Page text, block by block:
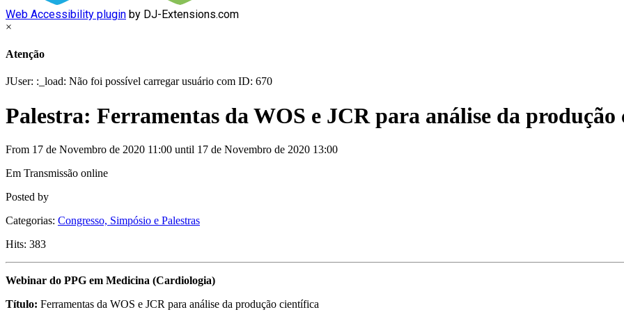
Web Accessibility plugin by DJ-Extensions.com
×
Atenção
JUser: :_load: Não foi possível carregar usuário com ID: 670
Palestra: Ferramentas da WOS e JCR para análise da
From 17 de Novembro de 2020 11:00 until 17 de Novembro de 2020 13:00
Em Transmissão online
Posted by
Categorias: Congresso, Simpósio e Palestras
Hits: 383
Webinar do PPG em Medicina (Cardiologia)
Título: Ferramentas da WOS e JCR para análise da produção científica